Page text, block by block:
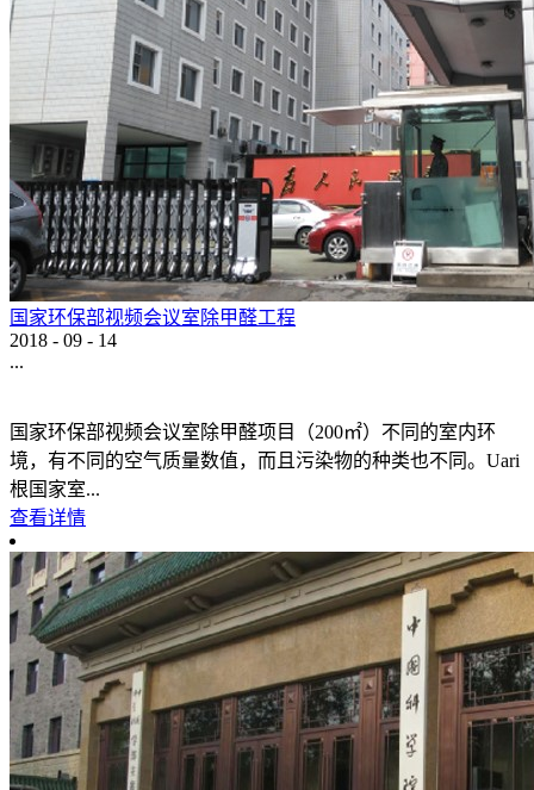
国家环保部视频会议室除甲醛工程
2018 - 09 - 14
...
国家环保部视频会议室除甲醛项目（200㎡）不同的室内环
境，有不同的空气质量数值，而且污染物的种类也不同。Uari
根国家室...
查看详情